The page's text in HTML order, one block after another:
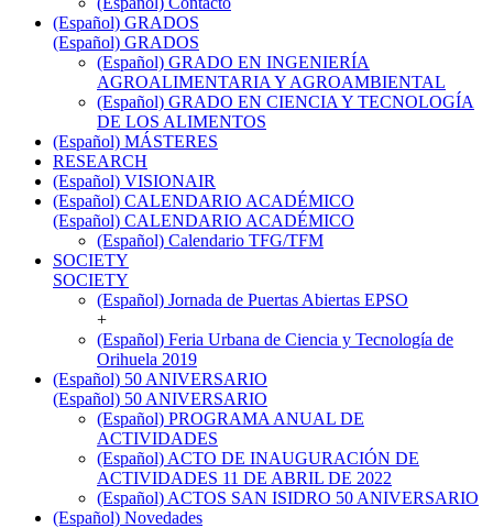
(Español) GRADOS
(Español) GRADOS
(Español) GRADO EN INGENIERÍA
AGROALIMENTARIA Y AGROAMBIENTAL
(Español) GRADO EN CIENCIA Y TECNOLOGÍA
DE LOS ALIMENTOS
(Español) MÁSTERES
RESEARCH
(Español) VISIONAIR
(Español) CALENDARIO ACADÉMICO
(Español) CALENDARIO ACADÉMICO
(Español) Calendario TFG/TFM
SOCIETY
SOCIETY
(Español) Jornada de Puertas Abiertas EPSO
+
(Español) Feria Urbana de Ciencia y Tecnología de
Orihuela 2019
(Español) 50 ANIVERSARIO
(Español) 50 ANIVERSARIO
(Español) PROGRAMA ANUAL DE
ACTIVIDADES
(Español) ACTO DE INAUGURACIÓN DE
ACTIVIDADES 11 DE ABRIL DE 2022
(Español) ACTOS SAN ISIDRO 50 ANIVERSARIO
(Español) Novedades